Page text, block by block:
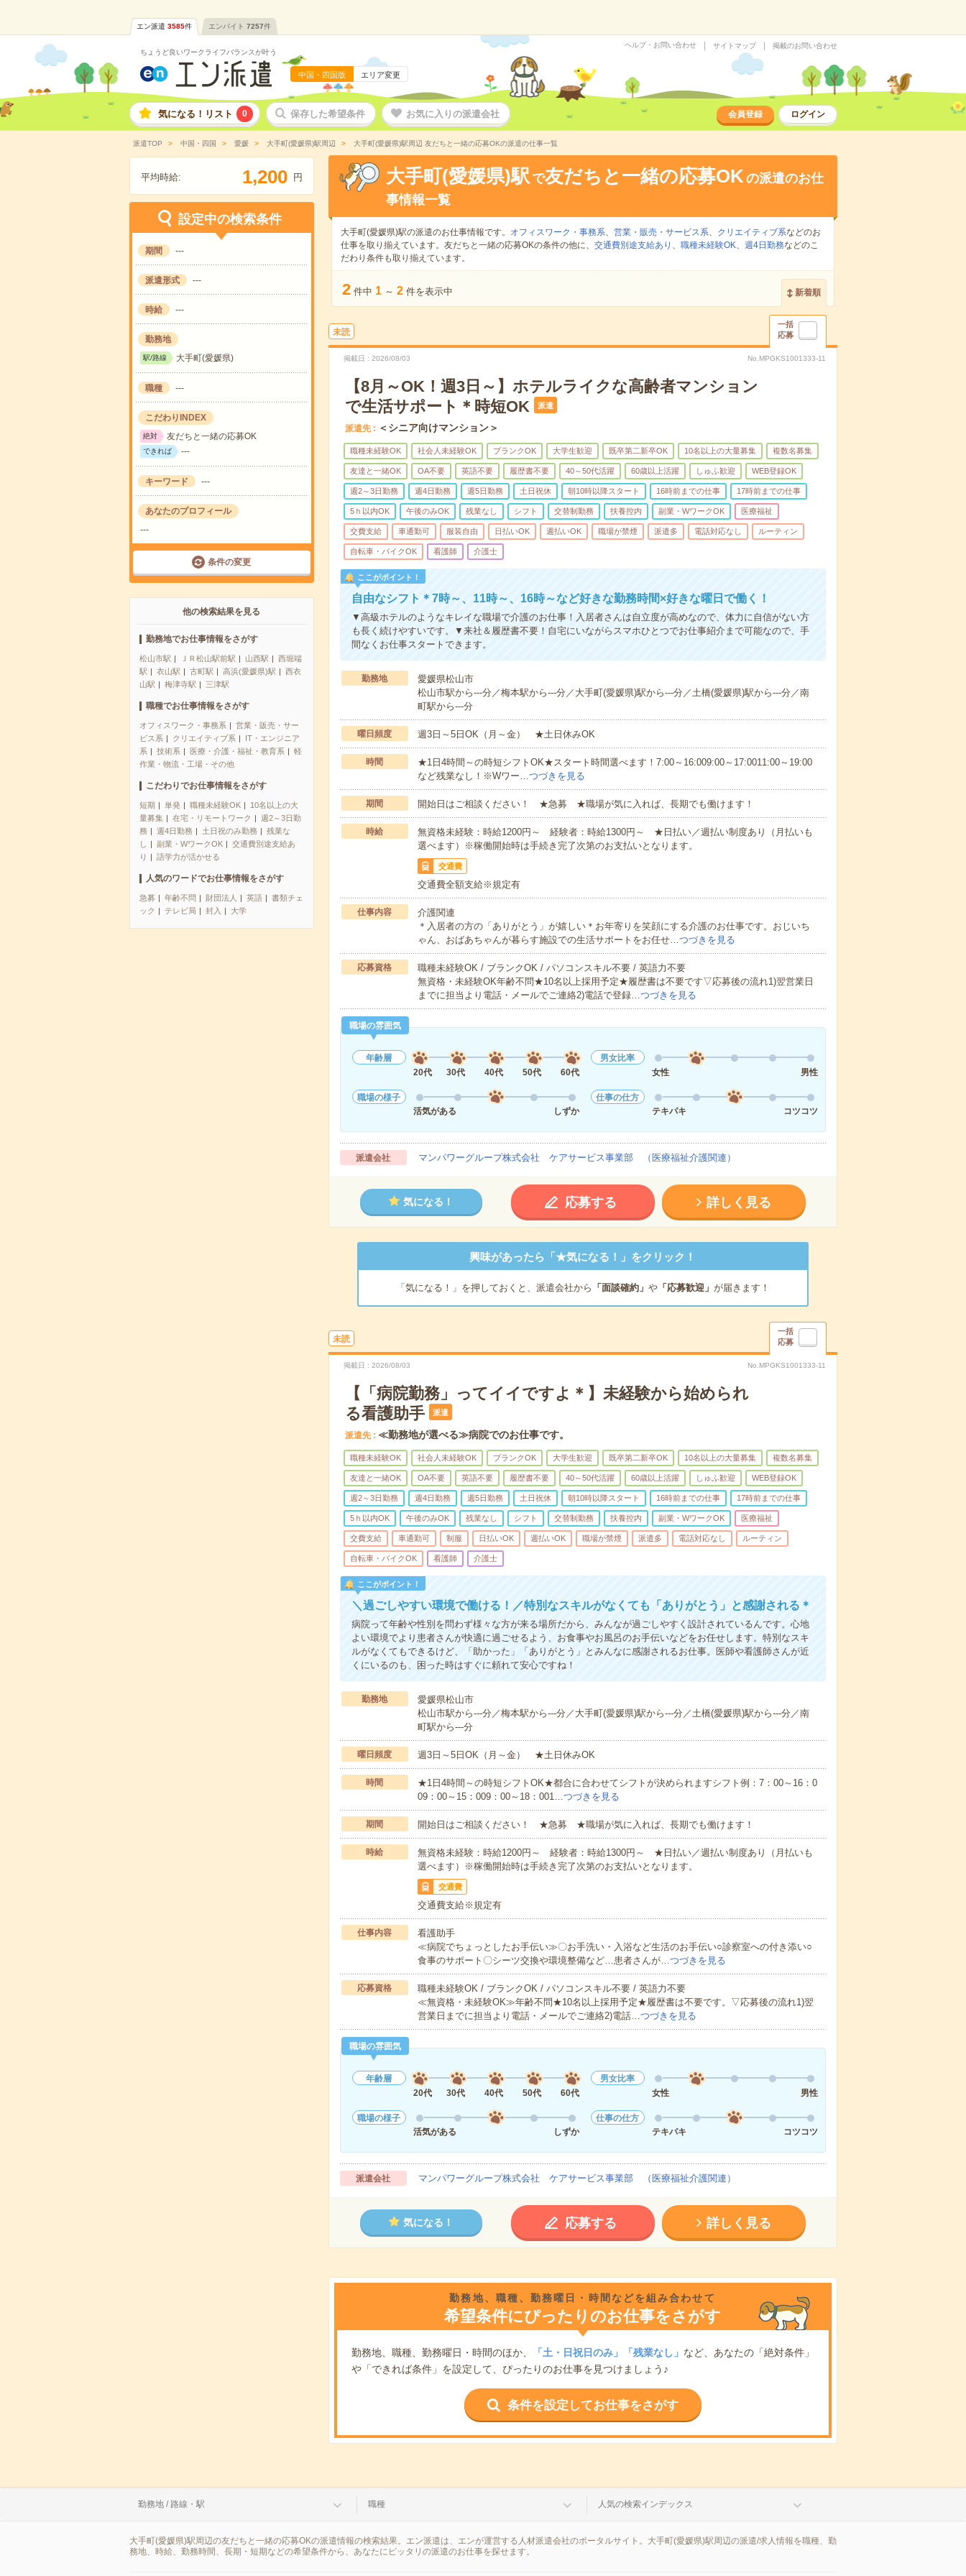
エン派遣 3585件 エンバイト 7257件
ちょうど良いワークライフバランスが叶う
中国・四国版 エリア変更
ヘルプ・お問い合わせ サイトマップ 掲載のお問い合わせ
気になる！リスト 0 保存した希望条件 お気に入りの派遣会社 会員登録 ログイン
派遣TOP 中国・四国 愛媛 大手町(愛媛県)駅周辺 大手町(愛媛県)駅周辺 友だちと一緒の応募OKの派遣の仕事一覧
平均時給: 1,200 円
設定中の検索条件
期間 ---
派遣形式 ---
時給 ---
勤務地
駅/路線 大手町(愛媛県)
職種 ---
こだわりINDEX
絶対 友だちと一緒の応募OK
できれば ---
キーワード ---
あなたのプロフィール
---
条件の変更
他の検索結果を見る
勤務地でお仕事情報をさがす
松山市駅 ＪＲ松山駅前駅 山西駅
西堀端
駅
衣山駅 古町駅 高浜(愛媛県)駅
西衣
山駅
梅津寺駅 三津駅
職種でお仕事情報をさがす
オフィスワーク・事務系
営業・販売・サー
ビス系
クリエイティブ系
IT・エンジニア
系
技術系 医療・介護・福祉・教育系
軽
作業・物流・工場・その他
こだわりでお仕事情報をさがす
短期 単発 職種未経験OK
10名以上の大
量募集
在宅・リモートワーク
週2～3日勤
務
週4日勤務 土日祝のみ勤務
残業な
し
副業・WワークOK
交通費別途支給あ
り
語学力が活かせる
人気のワードでお仕事情報をさがす
急募 年齢不問 財団法人 英語
書類チェ
ック
テレビ局 封入 大学
大手町(愛媛県)駅 で友だちと一緒の応募OKの派遣のお仕
事情報一覧
大手町(愛媛県)駅の派遣のお仕事情報です。 オフィスワーク・事務系、 営業・販売・サービス系、 クリエイティブ系などのお
仕事を取り揃えています。友だちと一緒の応募OKの条件の他に、 交通費別途支給あり 、 職種未経験OK、 週4日勤務などのこ
だわり条件も取り揃えています。
2 件中 1 ～ 2 件を表示中 新着順
未読
一括
応募
掲載日 2026/08/03 No.MPGKS1001333-11
【8月～OK！週3日～】ホテルライクな高齢者マンション
で生活サポート＊時短OK
派遣
派遣先 ＜シニア向けマンション＞
職種未経験OK 社会人未経験OK ブランクOK 大学生歓迎 既卒第二新卒OK 10名以上の大量募集 複数名募集
友達と一緒OK OA不要 英語不要 履歴書不要 40～50代活躍 60歳以上活躍 しゅふ歓迎 WEB登録OK
週2～3日勤務 週4日勤務 週5日勤務 土日祝休 朝10時以降スタート 16時前までの仕事 17時前までの仕事
5ｈ以内OK 午後のみOK 残業なし シフト 交替制勤務 扶養控内 副業・WワークOK 医療福祉
交費支給 車通勤可 服装自由 日払いOK 週払いOK 職場が禁煙 派遣多 電話対応なし ルーティン
自転車・バイクOK 看護師 介護士
ここがポイント！
自由なシフト＊7時～、11時～、16時～など好きな勤務時間×好きな曜日で働く！
▼高級ホテルのようなキレイな職場で介護のお仕事！入居者さんは自立度が高めなので、体力に自信がない方
も長く続けやすいです。▼来社＆履歴書不要！自宅にいながらスマホひとつでお仕事紹介まで可能なので、手
間なくお仕事スタートできます。
勤務地
愛媛県松山市
松山市駅から---分／梅本駅から---分／大手町(愛媛県)駅から---分／土橋(愛媛県)駅から---分／南
町駅から---分
曜日頻度 週3日～5日OK（月～金） ★土日休みOK
時間
★1日4時間～の時短シフトOK★スタート時間選べます！7:00～16:009:00～17:0011:00～19:00
など残業なし！※Wワー…つづきを見る
期間 開始日はご相談ください！ ★急募 ★職場が気に入れば、長期でも働けます！
時給
無資格未経験：時給1200円～ 経験者：時給1300円～ ★日払い／週払い制度あり（月払いも
選べます）※稼働開始時は手続き完了次第のお支払いとなります。
交通費
交通費全額支給※規定有
仕事内容
介護関連
＊入居者の方の「ありがとう」が嬉しい＊お年寄りを笑顔にする介護のお仕事です。おじいち
ゃん、おばあちゃんが暮らす施設での生活サポートをお任せ…つづきを見る
応募資格
職種未経験OK / ブランクOK / パソコンスキル不要 / 英語力不要
無資格・未経験OK年齢不問★10名以上採用予定★履歴書は不要です▽応募後の流れ1)翌営業日
までに担当より電話・メールでご連絡2)電話で登録…つづきを見る
職場の雰囲気
年齢層
20代
30代 40代 50代 60代
男女比率
女性
男性
職場の様子
活気がある
しずか
仕事の仕方
テキパキ
コツコツ
派遣会社 マンパワーグループ株式会社 ケアサービス事業部 （医療福祉介護関連）
気になる！ 応募する 詳しく見る
興味があったら「★気になる！」をクリック！
「気になる！」を押しておくと、派遣会社から 「面談確約」 や「応募歓迎」 が届きます！
未読
一括
応募
掲載日 2026/08/03 No.MPGKS1001333-11
【「病院勤務」ってイイですよ＊】未経験から始められ
る看護助手
派遣
派遣先 ≪勤務地が選べる≫病院でのお仕事です。
職種未経験OK 社会人未経験OK ブランクOK 大学生歓迎 既卒第二新卒OK 10名以上の大量募集 複数名募集
友達と一緒OK OA不要 英語不要 履歴書不要 40～50代活躍 60歳以上活躍 しゅふ歓迎 WEB登録OK
週2～3日勤務 週4日勤務 週5日勤務 土日祝休 朝10時以降スタート 16時前までの仕事 17時前までの仕事
5ｈ以内OK 午後のみOK 残業なし シフト 交替制勤務 扶養控内 副業・WワークOK 医療福祉
交費支給 車通勤可 制服 日払いOK 週払いOK 職場が禁煙 派遣多 電話対応なし ルーティン
自転車・バイクOK 看護師 介護士
ここがポイント！
＼過ごしやすい環境で働ける！／特別なスキルがなくても「ありがとう」と感謝される＊
病院って年齢や性別を問わず様々な方が来る場所だから、みんなが過ごしやすく設計されているんです。心地
よい環境でより患者さんが快適に過ごせるよう、お食事やお風呂のお手伝いなどをお任せします。特別なスキ
ルがなくてもできるけど、「助かった」「ありがとう」とみんなに感謝されるお仕事。医師や看護師さんが近
くにいるのも、困った時はすぐに頼れて安心ですね！
勤務地
愛媛県松山市
松山市駅から---分／梅本駅から---分／大手町(愛媛県)駅から---分／土橋(愛媛県)駅から---分／南
町駅から---分
曜日頻度 週3日～5日OK（月～金） ★土日休みOK
時間
★1日4時間～の時短シフトOK★都合に合わせてシフトが決められますシフト例：7：00～16：0
09：00～15：009：00～18：001…つづきを見る
期間 開始日はご相談ください！ ★急募 ★職場が気に入れば、長期でも働けます！
時給
無資格未経験：時給1200円～ 経験者：時給1300円～ ★日払い／週払い制度あり（月払いも
選べます）※稼働開始時は手続き完了次第のお支払いとなります。
交通費
交通費支給※規定有
仕事内容
看護助手
≪病院でちょっとしたお手伝い≫〇お手洗い・入浴など生活のお手伝い○診察室への付き添い○
食事のサポート〇シーツ交換や環境整備など…患者さんが…つづきを見る
応募資格
職種未経験OK / ブランクOK / パソコンスキル不要 / 英語力不要
≪無資格・未経験OK≫年齢不問★10名以上採用予定★履歴書は不要です。▽応募後の流れ1)翌
営業日までに担当より電話・メールでご連絡2)電話…つづきを見る
職場の雰囲気
年齢層
20代
30代 40代 50代 60代
男女比率
女性
男性
職場の様子
活気がある
しずか
仕事の仕方
テキパキ
コツコツ
派遣会社 マンパワーグループ株式会社 ケアサービス事業部 （医療福祉介護関連）
気になる！ 応募する 詳しく見る
勤務地、職種、勤務曜日・時間などを組み合わせて
希望条件にぴったりのお仕事をさがす
勤務地、職種、勤務曜日・時間のほか、 「土・日祝日のみ」「残業なし」 など、あなたの「絶対条件」
や「できれば条件」を設定して、ぴったりのお仕事を見つけましょう♪
条件を設定してお仕事をさがす
勤務地 / 路線・駅 職種 人気の検索インデックス
大手町(愛媛県)駅周辺の友だちと一緒の応募OKの派遣情報の検索結果。エン派遣は、エンが運営する人材派遣会社のポータルサイト。大手町(愛媛県)駅周辺の派遣/求人情報を職種、勤
務地、時給、勤務時間、長期・短期などの希望条件から、あなたにピッタリの派遣のお仕事を探せます。